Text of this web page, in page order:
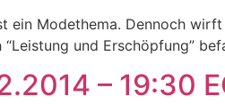
ein Modethema. Dennoch
“Leistung und Erschöpfung”
– 19:30